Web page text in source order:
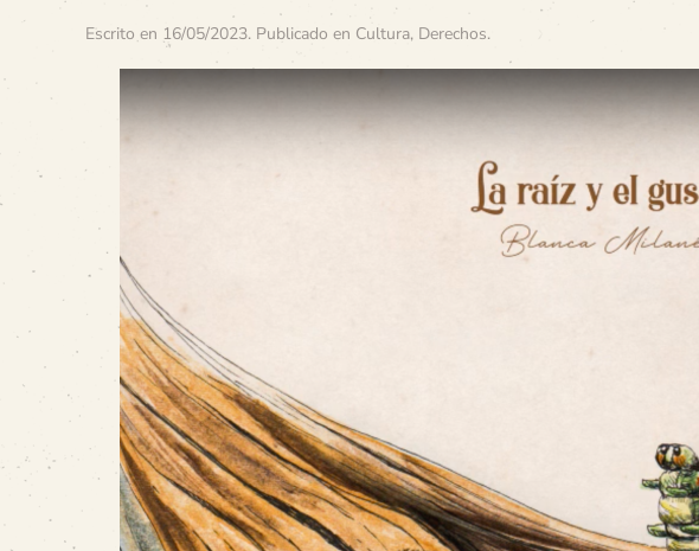
Escrito en 16/05/2023. Publicado en Cultura, Derechos.